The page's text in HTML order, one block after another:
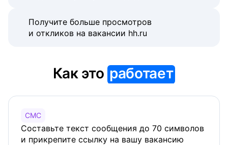
Получите больше просмотров
и откликов на вакансии hh.ru
Как это работает
СМС
Составьте текст сообщения до 70 символов
и прикрепите ссылку на вашу вакансию